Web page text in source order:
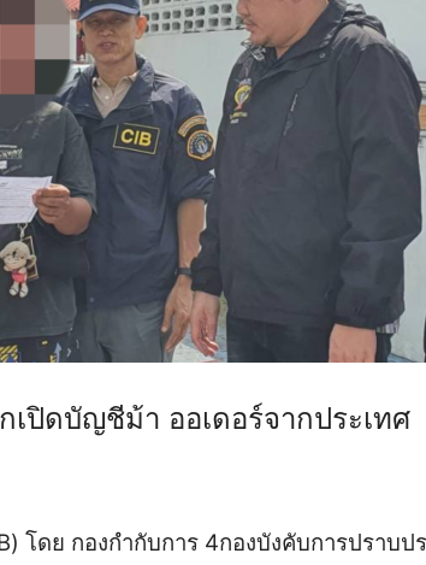
เปิดบัญชีม้า ออเดอร์จากประเทศ
) โดย กองกำกับการ 4กองบังคับการปราบป